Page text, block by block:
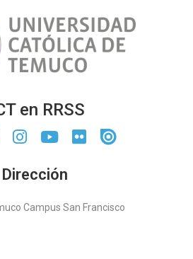
en RRSS
Dirección
Campus San Francisco